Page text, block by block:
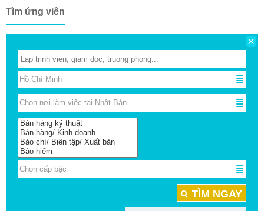
Tìm ứng viên
×
Hồ Chí Minh
Hồ Chí Minh
Chọn nơi làm việc tại Nhật Bản
Chọn nơi làm việc tại Nhật Bản
Chọn cấp bậc
Chọn cấp bậc
TÌM NGAY